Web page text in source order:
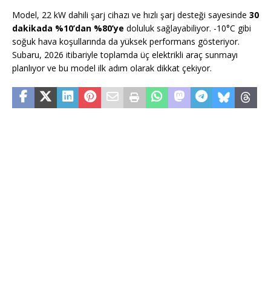
Model, 22 kW dahili şarj cihazı ve hızlı şarj desteği sayesinde 30
dakikada %10’dan %80’ye doluluk sağlayabiliyor. -10°C gibi
soğuk hava koşullarında da yüksek performans gösteriyor.
Subaru, 2026 itibariyle toplamda üç elektrikli araç sunmayı
planlıyor ve bu model ilk adım olarak dikkat çekiyor.